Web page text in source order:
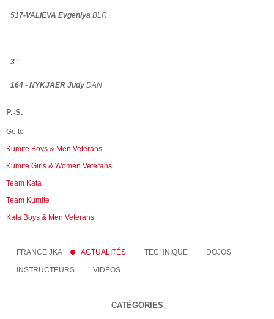
517-VALIEVA Evgeniya BLR
3 :
164 - NYKJAER Judy DAN
P.-S.
Go to
Kumite Boys & Men Veterans
Kumite Girls & Women Veterans
Team Kata
Team Kumite
Kata Boys & Men Veterans
FRANCE JKA ACTUALITÉS TECHNIQUE DOJOS
INSTRUCTEURS VIDÉOS
CATÉGORIES